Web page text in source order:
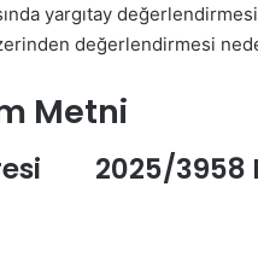
yargıtay
değerlendirmesi
Metni
2025/3958